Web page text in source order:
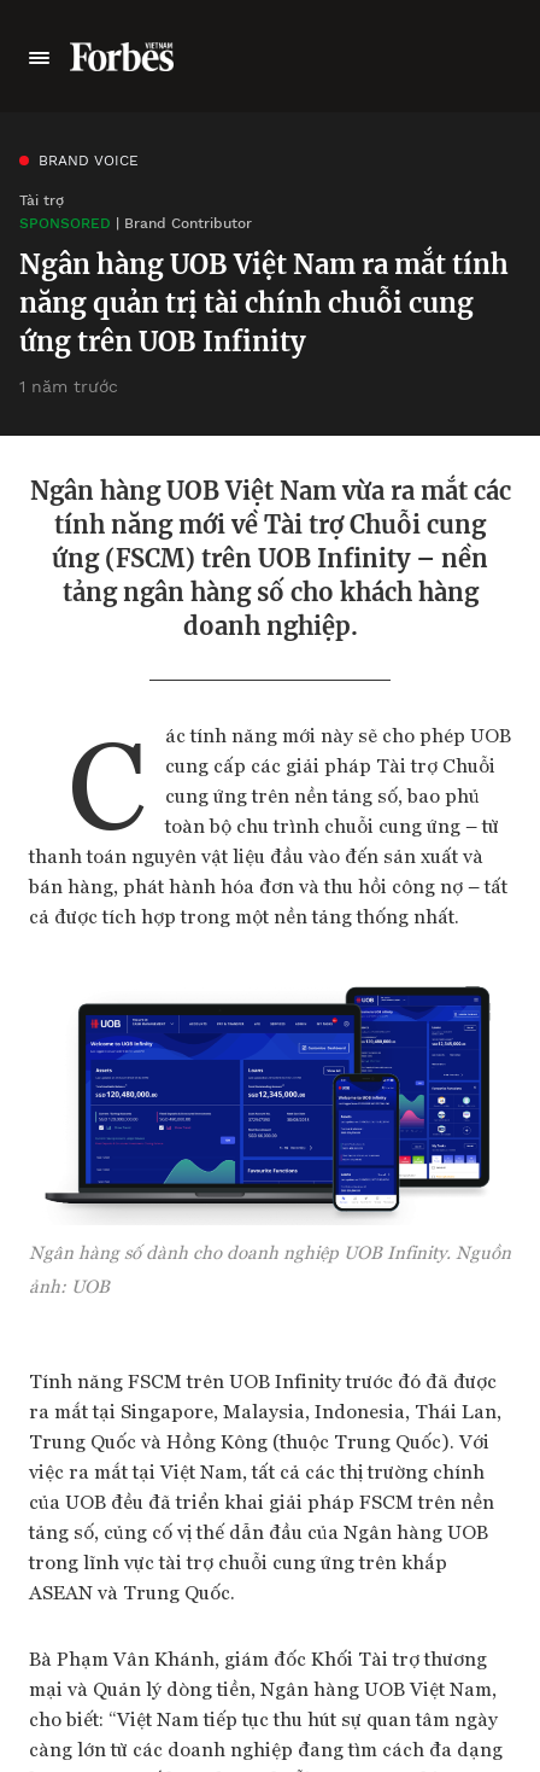
BRAND VOICE
Tài trợ
SPONSORED | Brand Contributor
Ngân hàng UOB Việt Nam ra mắt tính
năng quản trị tài chính chuỗi cung
ứng trên UOB Infinity
1 năm trước
Ngân hàng UOB Việt Nam vừa ra mắt các
tính năng mới về Tài trợ Chuỗi cung
ứng (FSCM) trên UOB Infinity – nền
tảng ngân hàng số cho khách hàng
doanh nghiệp.
C
ác tính năng mới này sẽ cho phép UOB
cung cấp các giải pháp Tài trợ Chuỗi
cung ứng trên nền tảng số, bao phủ
toàn bộ chu trình chuỗi cung ứng – từ
thanh toán nguyên vật liệu đầu vào đến sản xuất và
bán hàng, phát hành hóa đơn và thu hồi công nợ – tất
cả được tích hợp trong một nền tảng thống nhất.
Ngân hàng số dành cho doanh nghiệp UOB Infinity. Nguồn
ảnh: UOB
Tính năng FSCM trên UOB Infinity trước đó đã được
ra mắt tại Singapore, Malaysia, Indonesia, Thái Lan,
Trung Quốc và Hồng Kông (thuộc Trung Quốc). Với
việc ra mắt tại Việt Nam, tất cả các thị trường chính
của UOB đều đã triển khai giải pháp FSCM trên nền
tảng số, củng cố vị thế dẫn đầu của Ngân hàng UOB
trong lĩnh vực tài trợ chuỗi cung ứng trên khắp
ASEAN và Trung Quốc.
Bà Phạm Vân Khánh, giám đốc Khối Tài trợ thương
mại và Quản lý dòng tiền, Ngân hàng UOB Việt Nam,
cho biết: “Việt Nam tiếp tục thu hút sự quan tâm ngày
càng lớn từ các doanh nghiệp đang tìm cách đa dạng